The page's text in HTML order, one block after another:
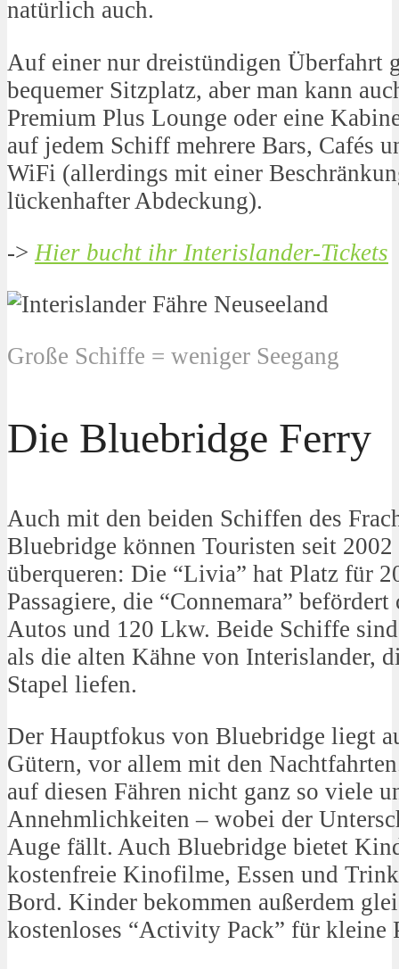
natürlich auch.
Auf einer nur dreistündigen Überfahrt
bequemer Sitzplatz, aber man kann
Premium Plus Lounge oder eine
auf jedem Schiff mehrere Bars, Cafés
WiFi (allerdings mit einer
lückenhafter Abdeckung).
-> Hier bucht ihr Interislander-Tickets
Große Schiffe = weniger Seegang
Die Bluebridge Ferry
Auch mit den beiden Schiffen des
Bluebridge können Touristen seit
überqueren: Die “Livia” hat Platz für
Passagiere, die “Connemara”
Autos und 120 Lkw. Beide Schiffe
als die alten Kähne von Interislander,
Stapel liefen.
Der Hauptfokus von Bluebridge liegt
Gütern, vor allem mit den
auf diesen Fähren nicht ganz so viele
Annehmlichkeiten – wobei der
Auge fällt. Auch Bluebridge bietet
kostenfreie Kinofilme, Essen und
Bord. Kinder bekommen außerdem
kostenloses “Activity Pack” für kleine